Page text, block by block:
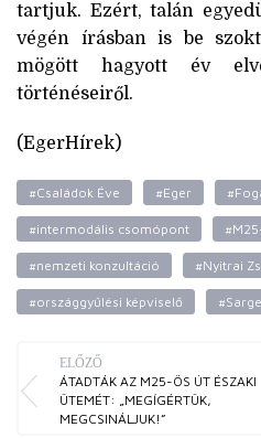
tartjuk. Ezért, talán
végén írásban is be
mögött hagyott év
történéseiről.
(EgerHírek)
#Családok Éve #Eger
#intermodális csomópont
#nemzeti konzultáció #Nyitrai
#országgyűlési képviselő
ELŐZŐ
ÁTADTÁK AZ M25-ÖS ÚT ÉSZAKI
ÜTEMÉT: „MEGÍGÉRTÜK,
MEGCSINÁLJUK!”